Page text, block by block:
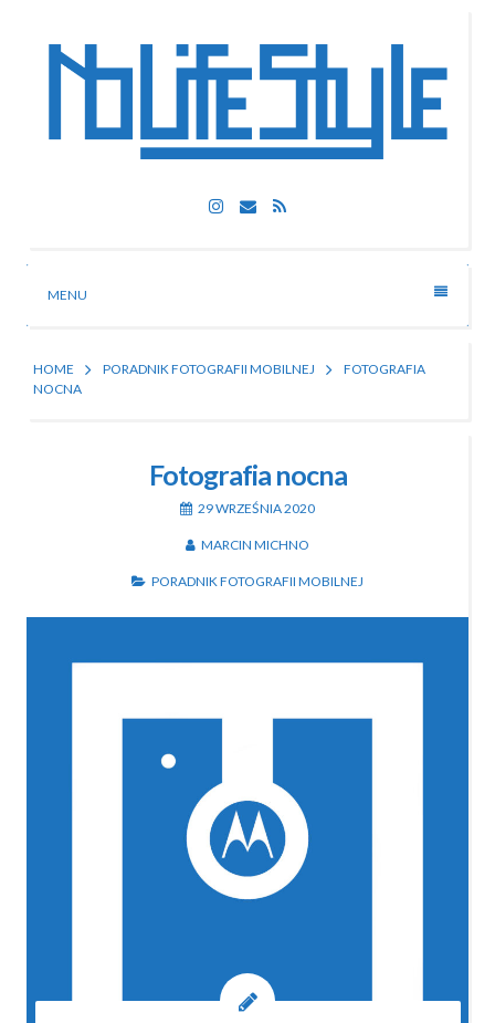
Nolife Style
Technologia, fotografia, rozrywka
Instagram
EmailRSS
MENU
HOME PORADNIK FOTOGRAFII MOBILNEJ
FOTOGRAFIA
NOCNA
Fotografia nocna
29 WRZEŚNIA 2020
MARCIN MICHNO
PORADNIK FOTOGRAFII MOBILNEJ